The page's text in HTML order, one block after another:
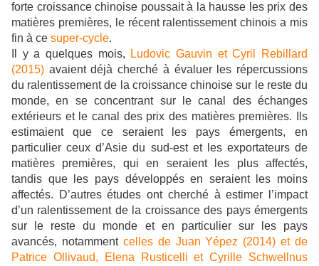
forte croissance chinoise poussait à la hausse les prix des
matières premières, le récent ralentissement chinois a mis
fin à ce super-cycle.
Il y a quelques mois, Ludovic Gauvin et Cyril Rebillard
(2015) avaient déjà cherché à évaluer les répercussions
du ralentissement de la croissance chinoise sur le reste du
monde, en se concentrant sur le canal des échanges
extérieurs et le canal des prix des matières premières. Ils
estimaient que ce seraient les pays émergents, en
particulier ceux d’Asie du sud-est et les exportateurs de
matières premières, qui en seraient les plus affectés,
tandis que les pays développés en seraient les moins
affectés. D’autres études ont cherché à estimer l’impact
d’un ralentissement de la croissance des pays émergents
sur le reste du monde et en particulier sur les pays
avancés, notamment celles de Juan Yépez (2014) et de
Patrice Ollivaud, Elena Rusticelli et Cyrille Schwellnus